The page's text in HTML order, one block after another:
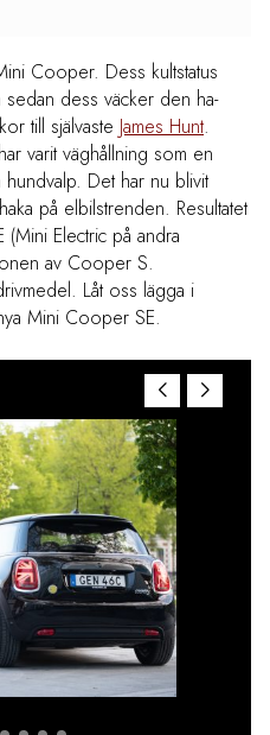
Cooper. Dess kultstatus
dess väcker den ha-
till självaste James Hunt.
varit väghållning som en
Det har nu blivit
på elbilstrenden. Resultatet
Electric på andra
av Cooper S.
Låt oss lägga i
Mini Cooper SE.